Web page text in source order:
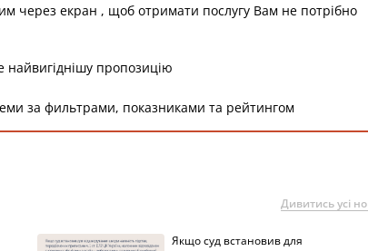
через екран , щоб отримати послугу Вам не потрібно
пропозицію
за фильтрами, показниками та рейтингом
Дивитись усі
Якщо суд встановив для